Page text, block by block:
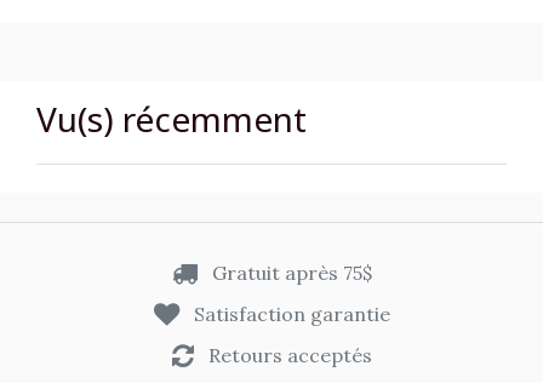
Vu(s) récemment
Gratuit après 75$
Satisfaction garantie
Retours acceptés